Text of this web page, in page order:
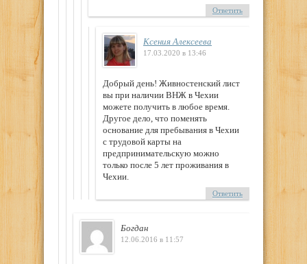
Ответить
Ксения Алексеева
17.03.2020 в 13:46
Добрый день! Живностенский лист
вы при наличии ВНЖ в Чехии
можете получить в любое время.
Другое дело, что поменять
основание для пребывания в Чехии
с трудовой карты на
предпринимательскую можно
только после 5 лет проживания в
Чехии.
Ответить
Богдан
12.06.2016 в 11:57